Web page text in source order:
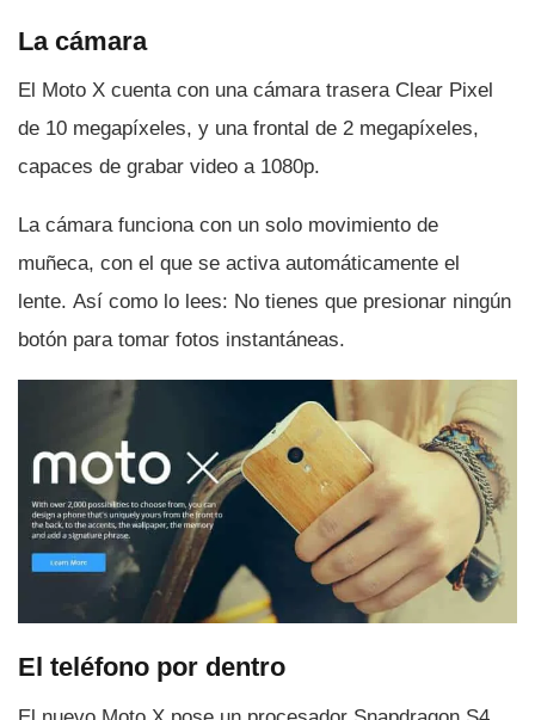
La cámara
El Moto X cuenta con una cámara trasera Clear Pixel
de 10 megapí­xeles, y una frontal de 2 megapí­xeles,
capaces de grabar video a 1080p.
La cámara funciona con un solo movimiento de
muñeca, con el que se activa automáticamente el
lente. Así­ como lo lees: No tienes que presionar ningún
botón para tomar fotos instantáneas.
El teléfono por dentro